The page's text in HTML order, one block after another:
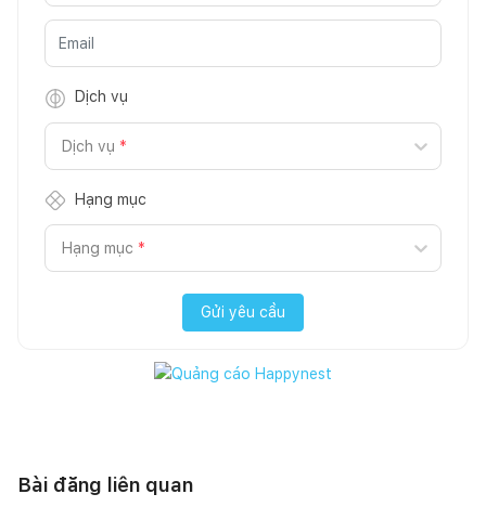
Dịch vụ
Dịch vụ *
Hạng mục
Hạng mục *
Gửi yêu cầu
Bài đăng liên quan